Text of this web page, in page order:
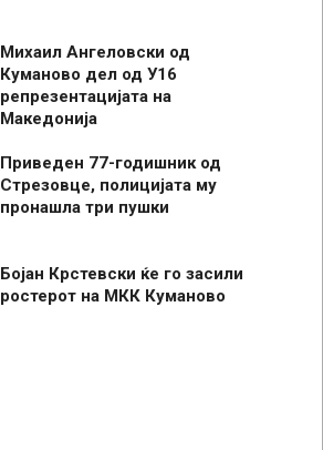
Михаил Ангеловски од
Куманово дел од У16
репрезентацијата на
Македонија
Приведен 77-годишник од
Стрезовце, полицијата му
пронашла три пушки
Бојан Крстевски ќе го засили
ростерот на МКК Куманово